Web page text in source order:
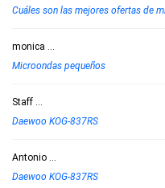
Cuáles son las mejores ofertas de
monica ...
Microondas pequeños
Staff ...
Daewoo KOG-837RS
Antonio ...
Daewoo KOG-837RS